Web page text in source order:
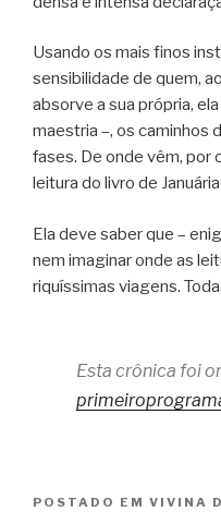
Usando os mais finos
sensibilidade de quem,
absorve a sua própria,
maestria –, os caminhos
fases. De onde vêm, por
leitura do livro de
Ela deve saber que –
nem imaginar onde as
riquíssimas viagens.
Esta crônica foi
POSTADO EM VIVINA